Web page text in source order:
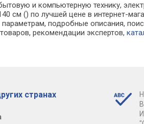
и компьютерную технику,
см () по лучшей цене в интернет-
подробные описания,
рекомендации экспертов,
странах